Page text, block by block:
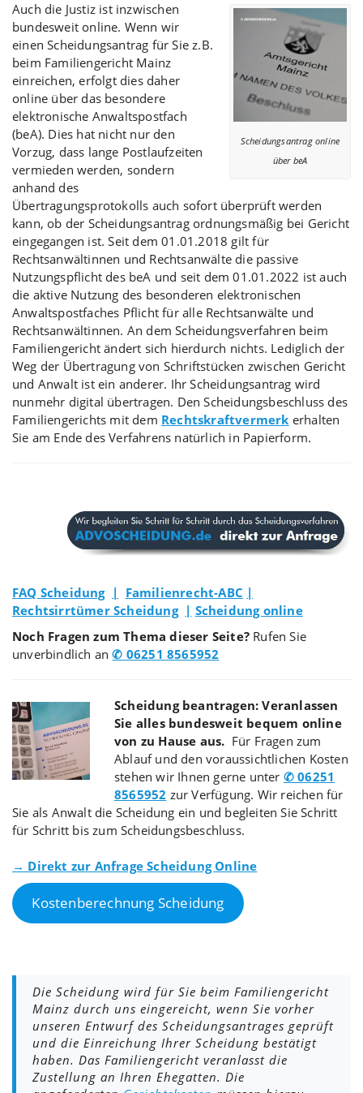
Scheidungsantrag online
über beA
Auch die Justiz ist inzwischen
bundesweit online. Wenn wir
einen Scheidungsantrag für Sie z.B.
beim Familiengericht Mainz
einreichen, erfolgt dies daher
online über das besondere
elektronische Anwaltspostfach
(beA). Dies hat nicht nur den
Vorzug, dass lange Postlaufzeiten
vermieden werden, sondern
anhand des
Übertragungsprotokolls auch sofort überprüft werden
kann, ob der Scheidungsantrag ordnungsmäßig bei Gericht
eingegangen ist. Seit dem 01.01.2018 gilt für
Rechtsanwältinnen und Rechtsanwälte die passive
Nutzungspflicht des beA und seit dem 01.01.2022 ist auch
die aktive Nutzung des besonderen elektronischen
Anwaltspostfaches Pflicht für alle Rechtsanwälte und
Rechtsanwältinnen. An dem Scheidungsverfahren beim
Familiengericht ändert sich hierdurch nichts. Lediglich der
Weg der Übertragung von Schriftstücken zwischen Gericht
und Anwalt ist ein anderer. Ihr Scheidungsantrag wird
nunmehr digital übertragen. Den Scheidungsbeschluss des
Familiengerichts mit dem Rechtskraftvermerk erhalten
Sie am Ende des Verfahrens natürlich in Papierform.
FAQ Scheidung | Familienrecht-ABC |
Rechtsirrtümer Scheidung | Scheidung online
Noch Fragen zum Thema dieser Seite? Rufen Sie
unverbindlich an✆ 06251 8565952
Scheidung beantragen: Veranlassen
Sie alles bundesweit bequem online
von zu Hause aus. Für Fragen zum
Ablauf und den voraussichtlichen Kosten
stehen wir Ihnen gerne unter ✆ 06251
8565952 zur Verfügung. Wir reichen für
Sie als Anwalt die Scheidung ein und begleiten Sie Schritt
für Schritt bis zum Scheidungsbeschluss.
→ Direkt zur Anfrage Scheidung Online
Kostenberechnung Scheidung
Die Scheidung wird für Sie beim Familiengericht
Mainz durch uns eingereicht, wenn Sie vorher
unseren Entwurf des Scheidungsantrages geprüft
und die Einreichung Ihrer Scheidung bestätigt
haben. Das Familiengericht veranlasst die
Zustellung an Ihren Ehegatten. Die